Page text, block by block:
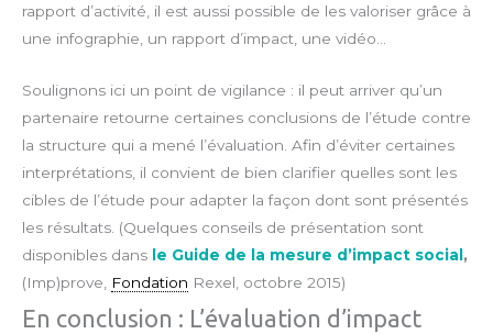
rapport d’activité, il est aussi possible de les valoriser grâce à
une infographie, un rapport d’impact, une vidéo…
Soulignons ici un point de vigilance : il peut arriver qu’un
partenaire retourne certaines conclusions de l’étude contre
la structure qui a mené l’évaluation. Afin d’éviter certaines
interprétations, il convient de bien clarifier quelles sont les
cibles de l’étude pour adapter la façon dont sont présentés
les résultats. (Quelques conseils de présentation sont
disponibles dans le Guide de la mesure d’impact social ,
(Imp)prove,
Fondation Rexel, octobre 2015)
En conclusion : L’évaluation d’impact